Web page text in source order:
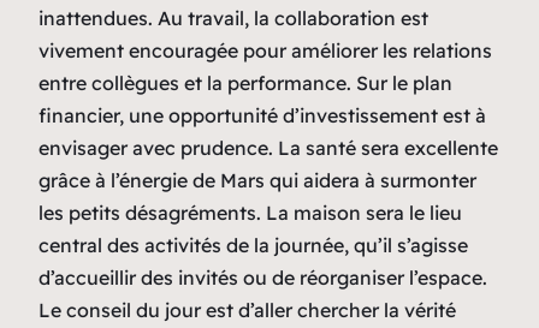
inattendues. Au travail, la collaboration est
vivement encouragée pour améliorer les relations
entre collègues et la performance. Sur le plan
financier, une opportunité d’investissement est à
envisager avec prudence. La santé sera excellente
grâce à l’énergie de Mars qui aidera à surmonter
les petits désagréments. La maison sera le lieu
central des activités de la journée, qu’il s’agisse
d’accueillir des invités ou de réorganiser l’espace.
Le conseil du jour est d’aller chercher la vérité